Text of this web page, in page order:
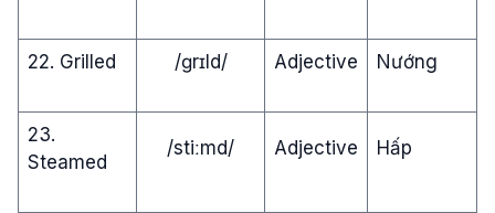
22. Grilled /ɡrɪld/ Adjective Nướng
23.
Steamed
/stiːmd/ Adjective Hấp